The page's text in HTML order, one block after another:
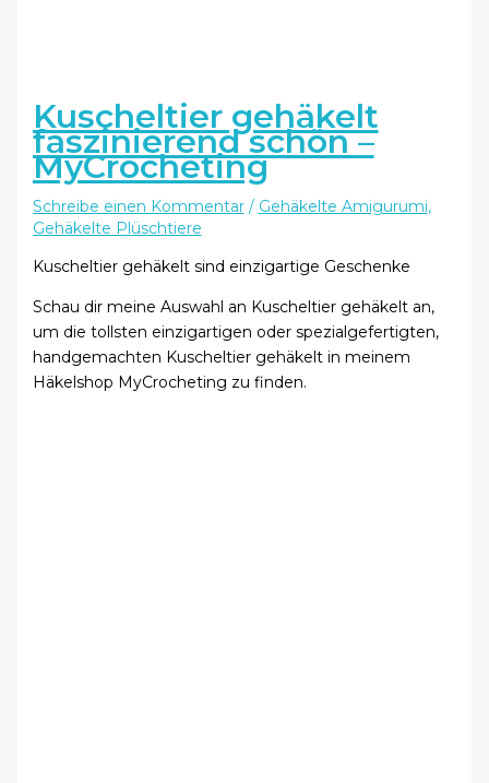
Kuscheltier gehäkelt
faszinierend schön –
MyCrocheting
Schreibe einen Kommentar / Gehäkelte Amigurumi,
Gehäkelte Plüschtiere
Kuscheltier gehäkelt sind einzigartige Geschenke
Schau dir meine Auswahl an Kuscheltier gehäkelt an,
um die tollsten einzigartigen oder spezialgefertigten,
handgemachten Kuscheltier gehäkelt in meinem
Häkelshop MyCrocheting zu finden.